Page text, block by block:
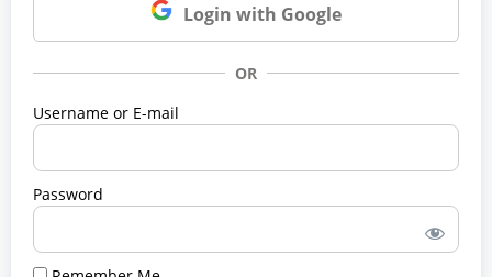
Login with Google
OR
Username or E-mail
Password